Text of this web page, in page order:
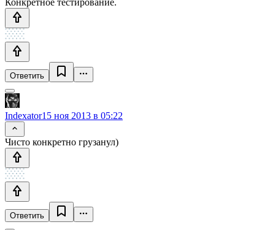
Ответить
Indexator15 ноя 2013 в 05:22
Чисто конкретно грузанул)
Ответить